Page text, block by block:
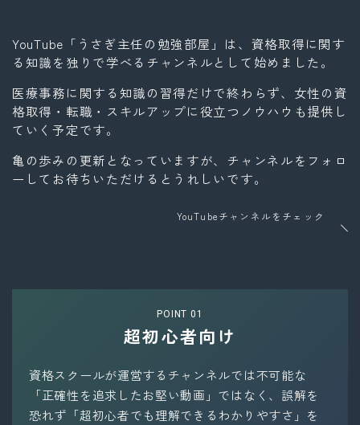
YouTube「うさぎ主任の勉強部屋」は、資格取得に関す
る知識を独りで学べるチャンネルとして始めました。
医療事務に関する知識の習得だけで終わらず、女性の資
格取得・転職・スキルアップに役立つノウハウも提供し
ていく予定です。
亀の歩みの更新となっていますが、チャンネルをフォロ
ーしてお待ちいただけるとうれしいです。
YouTubeチャンネルをチェック
POINT 01
超初心者向け
資格スクールが運営するチャンネルでは不可能な
「正確性を追求したお堅い動画」ではなく、誤解を
恐れず「超初心者でも理解できるわかりやすさ」を